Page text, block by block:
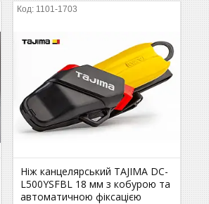
1101-1703
Ніж канцелярський TAJIMA DC-
L500YSFBL 18 мм з кобурою та
автоматичною фіксацією